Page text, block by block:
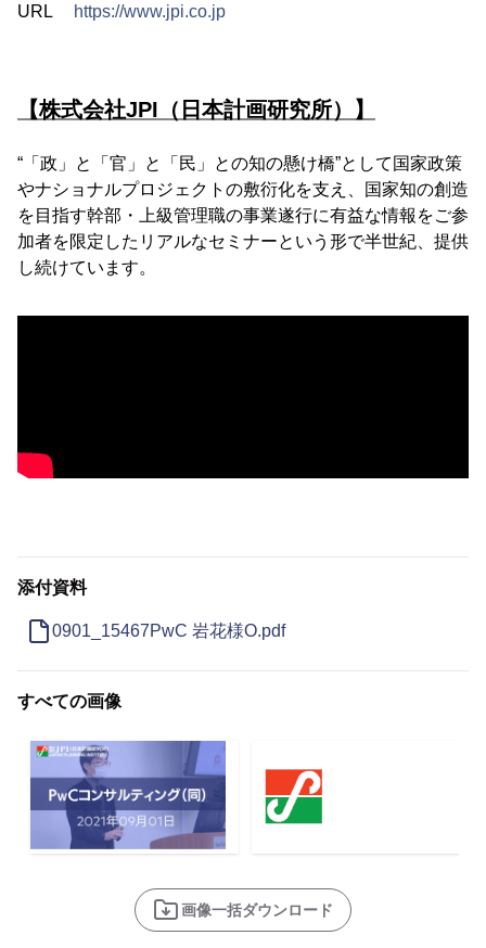
URL
https://www.jpi.co.jp
【株式会社JPI（日本計画研究所）】
“「政」と「官」と「民」との知の懸け橋”として国家政策
やナショナルプロジェクトの敷衍化を支え、国家知の創造
を目指す幹部・上級管理職の事業遂行に有益な情報をご参
加者を限定したリアルなセミナーという形で半世紀、提供
し続けています。
添付資料
0901_15467PwC 岩花様O.pdf
すべての画像
画像一括ダウンロード